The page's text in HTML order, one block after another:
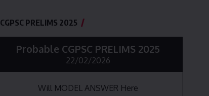
CGPSC PRELIMS 2025
Probable CGPSC PRELIMS 2025
22/02/2026
Will MODEL ANSWER Here